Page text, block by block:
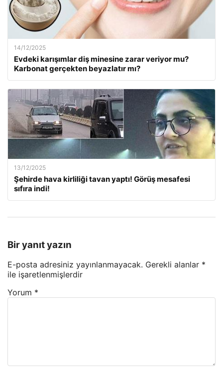
14/12/2025
Evdeki karışımlar diş minesine zarar veriyor mu?
Karbonat gerçekten beyazlatır mı?
13/12/2025
Şehirde hava kirliliği tavan yaptı! Görüş mesafesi
sıfıra indi!
Bir yanıt yazın
E-posta adresiniz yayınlanmayacak. Gerekli alanlar *
ile işaretlenmişlerdir
Yorum *